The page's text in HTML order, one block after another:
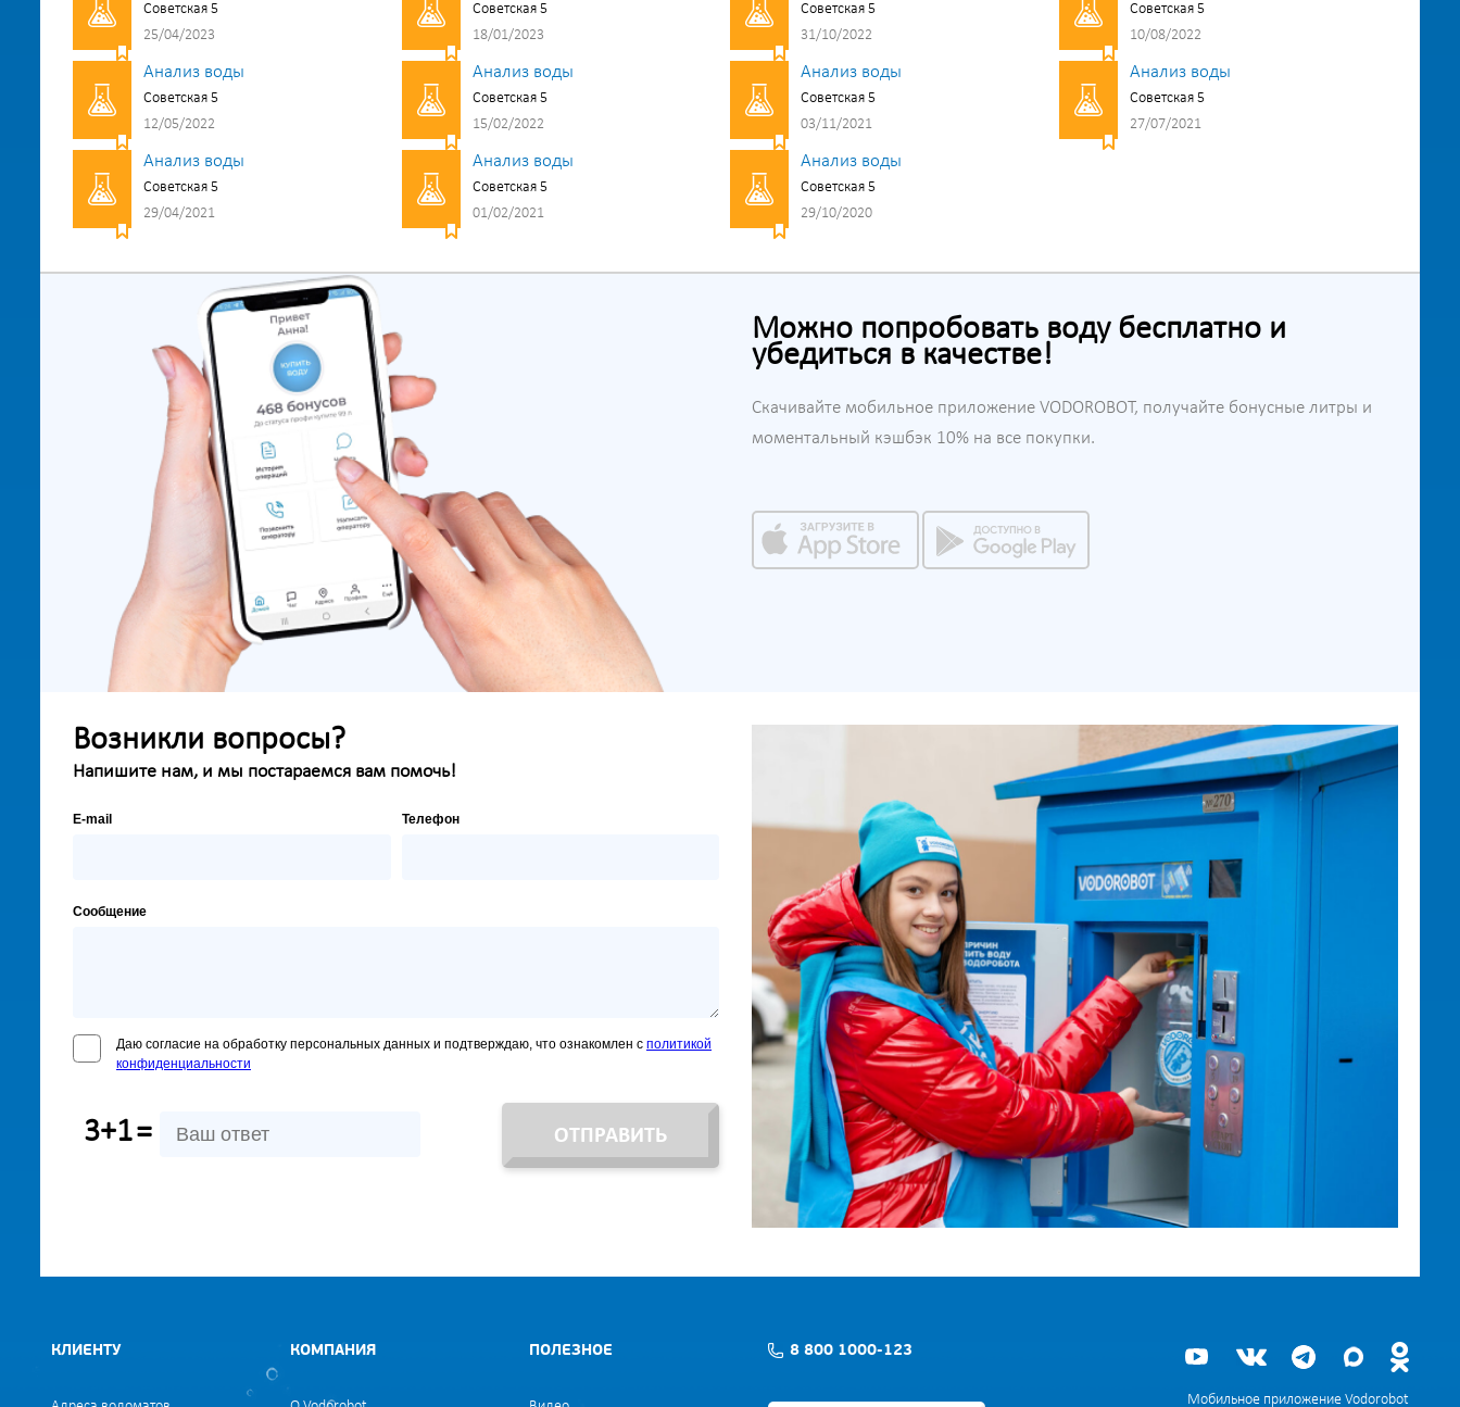
Советская 5
25/04/2023
Советская 5
18/01/2023
Советская 5
31/10/2022
Советская 5
10/08/2022
Анализ воды
Советская 5
12/05/2022
Анализ воды
Советская 5
15/02/2022
Анализ воды
Советская 5
03/11/2021
Анализ воды
Советская 5
27/07/2021
Анализ воды
Советская 5
29/04/2021
Анализ воды
Советская 5
01/02/2021
Анализ воды
Советская 5
29/10/2020
Можно попробовать воду бесплатно и
убедиться в качестве!
Скачивайте мобильное приложение VODOROBOT, получайте бонусные литры и
моментальный кэшбэк 10% на все покупки.
Возникли вопросы?
Напишите нам, и мы постараемся вам помочь!
E-mail Телефон
Сообщение
Даю согласие на обработку персональных данных и подтверждаю, что ознакомлен с политикой
конфиденциальности
3+1= ОТПРАВИТЬ
КЛИЕНТУ КОМПАНИЯ ПОЛЕЗНОЕ 8 800 1000-123
Мобильное приложение Vodorobot